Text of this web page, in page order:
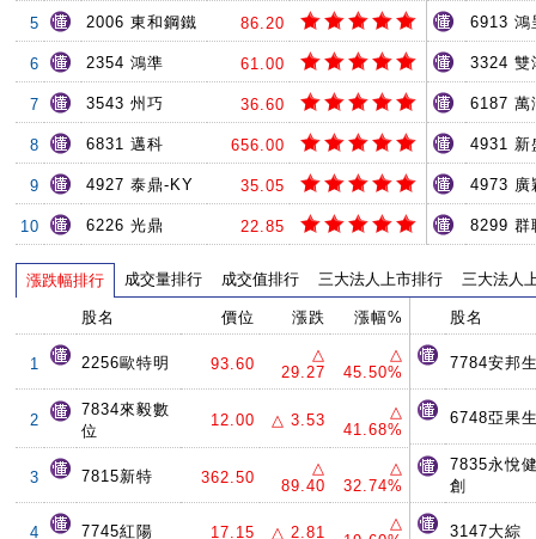
5 2006 東和鋼鐵 86.20
6 2354 鴻準 61.00
7 3543 州巧 36.60
8 6831 邁科 656.00
9 4927 泰鼎-KY 35.05
10 6226 光鼎 22.85
6913 鴻
3324 雙
6187 萬
4931 新
4973 廣
8299 群
漲跌幅排行 成交量排行 成交值排行 三大法人上市排行 三大法人
股名 價位 漲跌 漲幅%
1 2256歐特明 93.60
△
29.27
△
45.50%
2
7834來毅數
位
12.00 △ 3.53
△
41.68%
3 7815新特 362.50
△
89.40
△
32.74%
4 7745紅陽 17.15 △ 2.81
△
股名
7784安邦
6748亞果
7835永悅
創
3147大綜